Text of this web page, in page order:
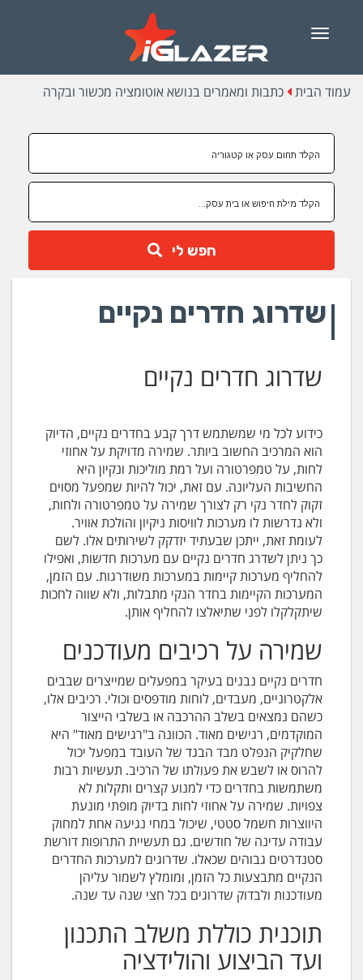
Menu
עמוד הבית כתבות ומאמרים בנושא אוטומציה מכשור ובקרה
חפש לי
שדרוג חדרים נקיים
שדרוג חדרים נקיים
כידוע לכל מי שמשתמש דרך קבע בחדרים נקיים, הדיוק
הוא המרכיב החשוב ביותר. שמירה מדויקת על אחוזי
לחות, על טמפרטורה ועל רמת מוליכות ונקיון היא
החשיבות העליונה. עם זאת, יכול להיות שמפעל מסוים
זקוק לחדר נקי רק לצורך שמירה על טמפרטורה ולחות,
ולא נדרשות לו מערכות לוויסות ניקיון והולכת אוויר.
לעומת זאת, ייתכן שבעתיד יזדקק לשירותים אלו. לשם
כך ניתן לשדרג חדרים נקיים עם מערכות חדשות, ואפילו
להחליף מערכות קיימות במערכות משודרגות. עם הזמן,
המערכות הקיימות בחדר הנקי מתבלות, ולא שווה לחכות
שיתקלקלו לפני שתיאלצו להחליף אותן.
שמירה על רכיבים מעודכנים
חדרים נקיים נבנים בעיקר במפעלים שמייצרים שבבים
אלקטרוניים, מעבדים, לוחות מודפסים וכולי. רכיבים אלו,
כשהם נמצאים בשלב ההרכבה או בשלבי הייצור
המוקדמים, רגישים מאוד. הכוונה ב"רגישים מאוד" היא
שחלקיק הנפלט מבד הבגד של העובד במפעל יכול
להרוס או לשבש את פעולתו של הרכיב. תעשיות רבות
משתמשות בחדרים כדי למנוע קצרים ותקלות לא
צפויות. שמירה על אחוזי לחות בדיוק מופתי מונעת
היווצרות חשמל סטטי, שיכול במחי נגיעה אחת למחוק
עבודה עדינה של חודשים. גם תעשיית התרופות דורשת
סטנדרטים גבוהים שכאלו. שדרוגים למערכות החדרים
הנקיים מתבצעות כל הזמן, ומומלץ לשמור עליהן
מעודכנות ולבדוק שדרוגים בכל חצי שנה עד שנה.
תוכנית כוללת משלב התכנון
ועד הביצוע והולידציה